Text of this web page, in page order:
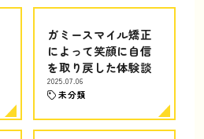
ガミースマイル矯正
によって笑顔に自信
を取り戻した体験談
2025.07.06
未分類